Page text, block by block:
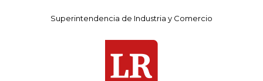
Superintendencia de Industria y Comercio